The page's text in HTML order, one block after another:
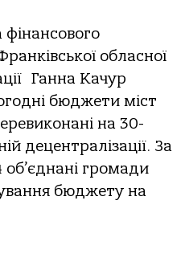
обласної
Ганна Качур
бюджети міст
на 30-
децентралізації. За
об’єднані громади
бюджету на